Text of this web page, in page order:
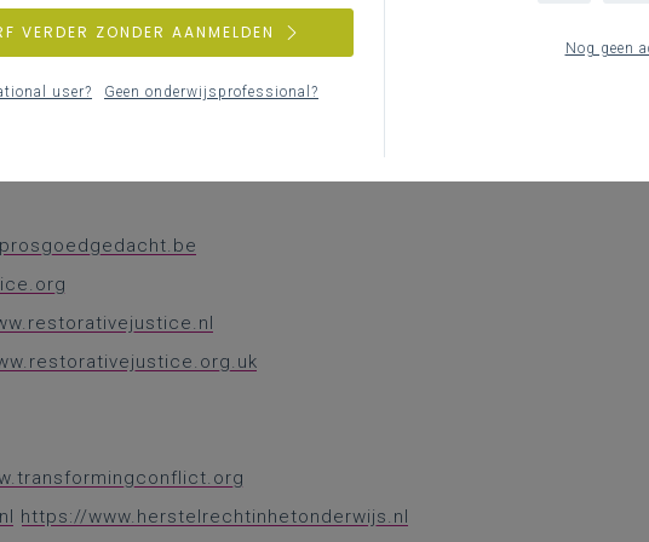
https://www.herstelgerichtwerkenopschool.be
https://www.herstelrechtinhetonderwijs.nl
Nog geen
VERDER ZONDER AANMELDEN
user? Geen onderwijsprofessional?